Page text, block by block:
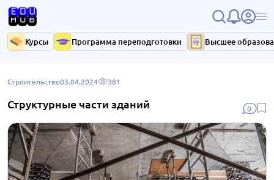
Курсы Программа переподготовки Высшее
0
Строительство03.04.2024 381
Структурные части зданий